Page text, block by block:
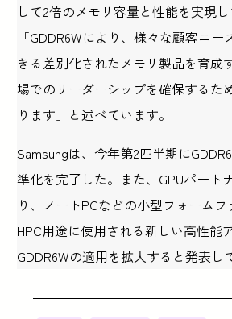
して2倍のメモリ容量と性能を実現し
「GDDR6Wにより、様々な顧客ニ
きる差別化されたメモリ製品を育成
場でのリーダーシップを確保するた
ります」と述べています。
Samsungは、今年第2四半期に
準化を完了した。また、GPUパート
り、ノートPCなどの小型フォームフ
HPC用途に使用される新しい高性能
GDDR6Wの適用を拡大すると発表し